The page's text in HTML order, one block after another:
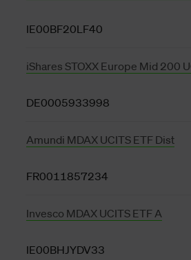
IE00BF20LF40
iShares STOXX Europe Mid 200
DE0005933998
Amundi MDAX UCITS ETF Dist
FR0011857234
Invesco MDAX UCITS ETF A
IE00BHJYDV33